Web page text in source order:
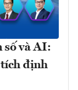
số và AI:
tích định